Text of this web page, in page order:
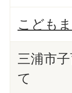
こども
三浦市
て